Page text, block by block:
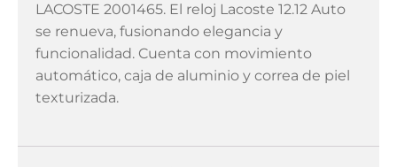
LACOSTE 2001465. El reloj Lacoste 12.12 Auto
se renueva, fusionando elegancia y
funcionalidad. Cuenta con movimiento
automático, caja de aluminio y correa de piel
texturizada.